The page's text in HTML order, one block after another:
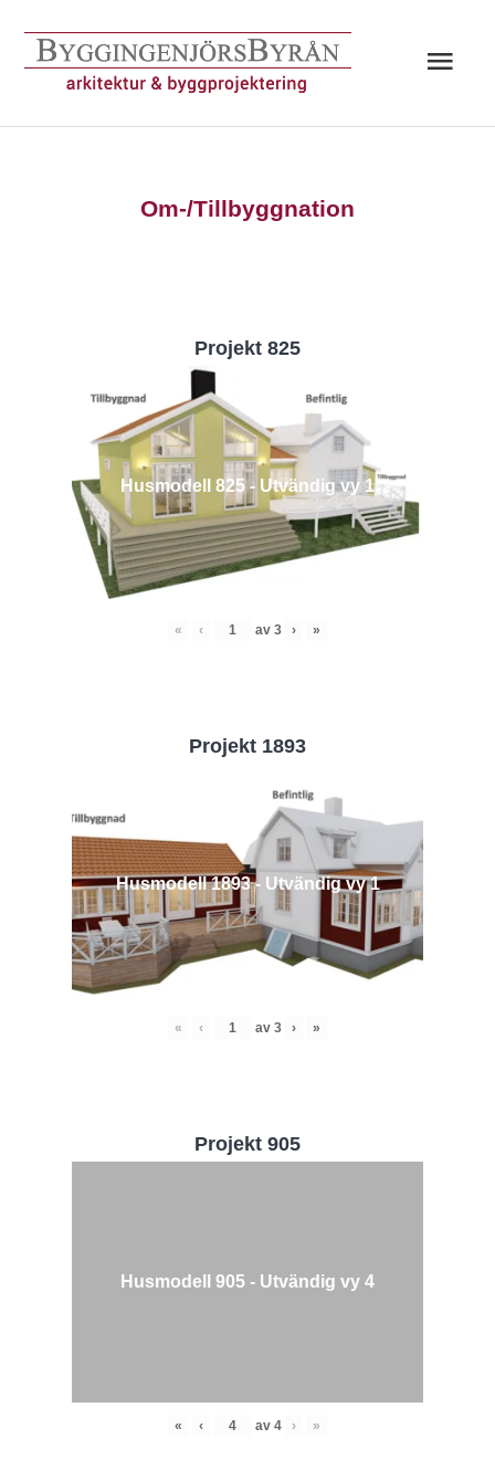
innehåll
Om-/Tillbyggnation
Projekt 825
Husmodell 825 - Utvändig vy 1
« ‹ av 3 › »
Projekt 1893
Husmodell 1893 - Utvändig vy 1
« ‹ av 3 › »
Projekt 905
Husmodell 905 - Utvändig vy 4
« ‹ av 4 › »